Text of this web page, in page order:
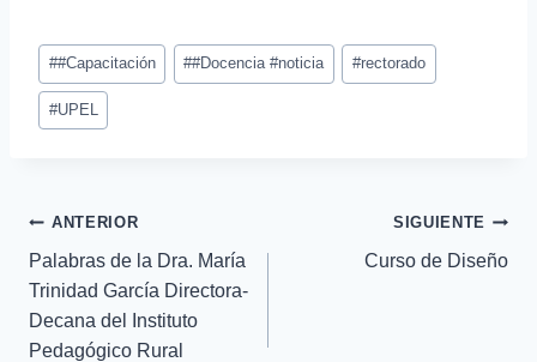
##Capacitación ##Docencia #noticia #rectorado
#UPEL
ANTERIOR
Palabras de la Dra. María
Trinidad García Directora-
Decana del Instituto
Pedagógico Rural
SIGUIENTE
Curso de Diseño